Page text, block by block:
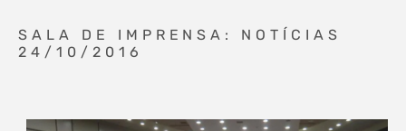
SALA DE IMPRENSA: NOTÍCIAS
24/10/2016